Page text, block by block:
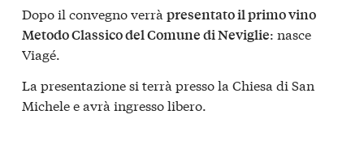
Dopo il convegno verrà presentato il primo vino
Metodo Classico del Comune di Neviglie: nasce
Viagé.
La presentazione si terrà presso la Chiesa di San
Michele e avrà ingresso libero.